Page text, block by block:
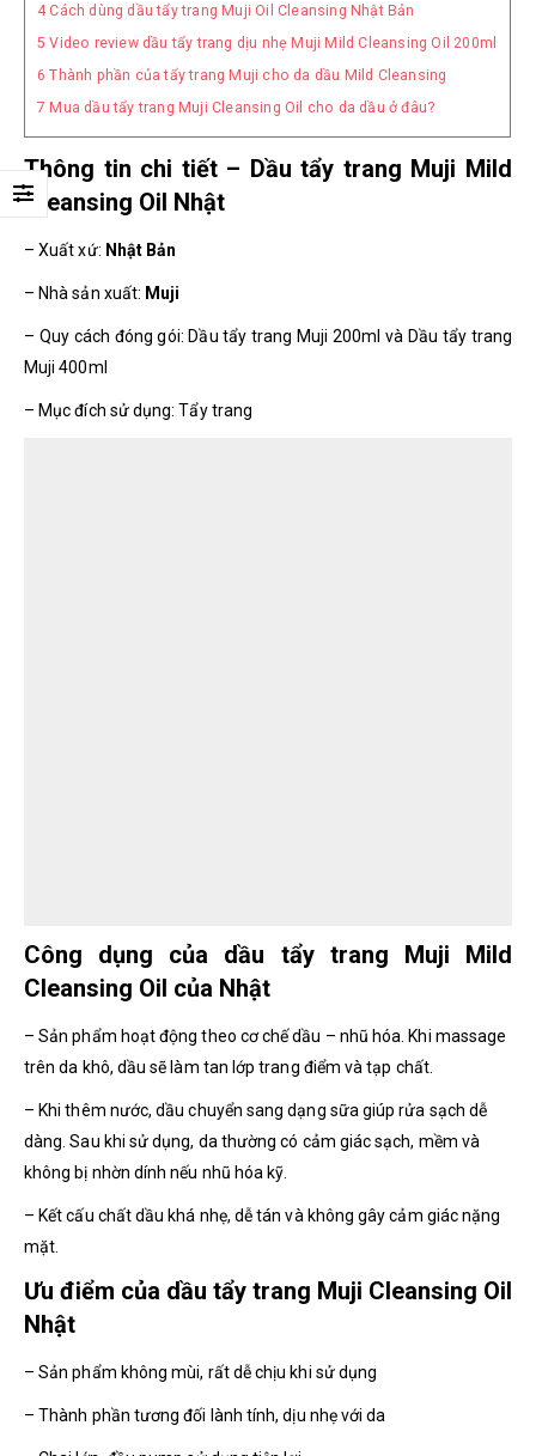
4Cách dùng dầu tẩy trang Muji Oil Cleansing Nhật Bản
5 Video review dầu tẩy trang dịu nhẹ Muji Mild Cleansing Oil 200ml
6 Thành phần của tẩy trang Muji cho da dầu Mild Cleansing
7 Mua dầu tẩy trang Muji Cleansing Oil cho da dầu ở đâu?
Thông tin chi tiết – Dầu tẩy trang Muji Mild
Cleansing Oil Nhật
– Xuất xứ: Nhật Bản
– Nhà sản xuất: Muji
– Quy cách đóng gói: Dầu tẩy trang Muji 200ml và Dầu tẩy trang
Muji 400ml
– Mục đích sử dụng: Tẩy trang
Công dụng của dầu tẩy trang Muji Mild
Cleansing Oil của Nhật
– Sản phẩm hoạt động theo cơ chế dầu – nhũ hóa. Khi massage
trên da khô, dầu sẽ làm tan lớp trang điểm và tạp chất.
– Khi thêm nước, dầu chuyển sang dạng sữa giúp rửa sạch dễ
dàng. Sau khi sử dụng, da thường có cảm giác sạch, mềm và
không bị nhờn dính nếu nhũ hóa kỹ.
– Kết cấu chất dầu khá nhẹ, dễ tán và không gây cảm giác nặng
mặt.
Ưu điểm của dầu tẩy trang Muji Cleansing Oil
Nhật
– Sản phẩm không mùi, rất dễ chịu khi sử dụng
– Thành phần tương đối lành tính, dịu nhẹ với da